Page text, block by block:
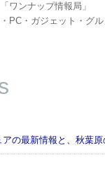
ワンナップ情報局」
PC・ガジェット・グ
アの最新情報と、秋葉